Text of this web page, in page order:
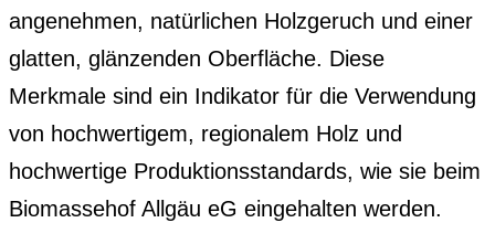
angenehmen, natürlichen Holzgeruch und einer
glatten, glänzenden Oberfläche. Diese
Merkmale sind ein Indikator für die Verwendung
von hochwertigem, regionalem Holz und
hochwertige Produktionsstandards, wie sie beim
Biomassehof Allgäu eG eingehalten werden.